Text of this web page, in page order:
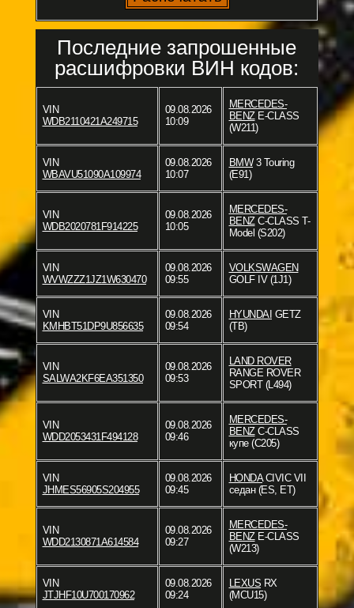
Последние запрошенные
расшифровки ВИН кодов:
VIN
WDB2110421A249715
09.08.2026
10:09
MERCEDES-
BENZE-CLASS
(W211)
VIN
WBAVU51090A109974
09.08.2026
10:07
BMW3 Touring
(E91)
VIN
WDB2020781F914225
09.08.2026
10:05
MERCEDES-
BENZC-CLASS T-
Model (S202)
VIN
WVWZZZ1JZ1W630470
09.08.2026
09:55
VOLKSWAGEN
GOLF IV (1J1)
VIN
KMHBT51DP9U856635
09.08.2026
09:54
HYUNDAI GETZ
(TB)
VIN
SALWA2KF6EA351350
09.08.2026
09:53
LAND ROVER
RANGE ROVER
SPORT (L494)
VIN
WDD2053431F494128
09.08.2026
09:46
MERCEDES-
BENZC-CLASS
купе (C205)
VIN
JHMES56905S204955
09.08.2026
09:45
HONDACIVIC VII
седан (ES, ET)
VIN
WDD2130871A614584
09.08.2026
09:27
MERCEDES-
BENZE-CLASS
(W213)
VIN
JTJHF10U700170962
09.08.2026
09:24
LEXUS RX
(MCU15)